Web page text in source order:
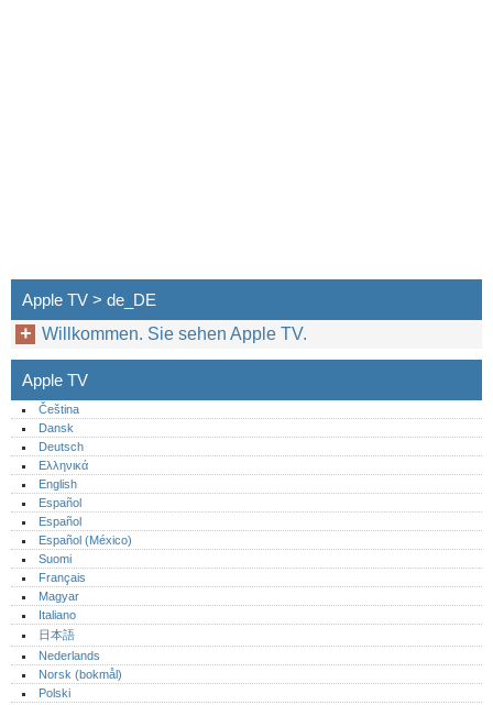
Apple TV > de_DE
Willkommen. Sie sehen Apple TV.
Apple TV
Čeština
Dansk
Deutsch
Ελληνικά
English
Español
Español
Español (México)‎
Suomi
Français
Magyar
Italiano
日本語
Nederlands
Norsk (bokmål)‎
Polski